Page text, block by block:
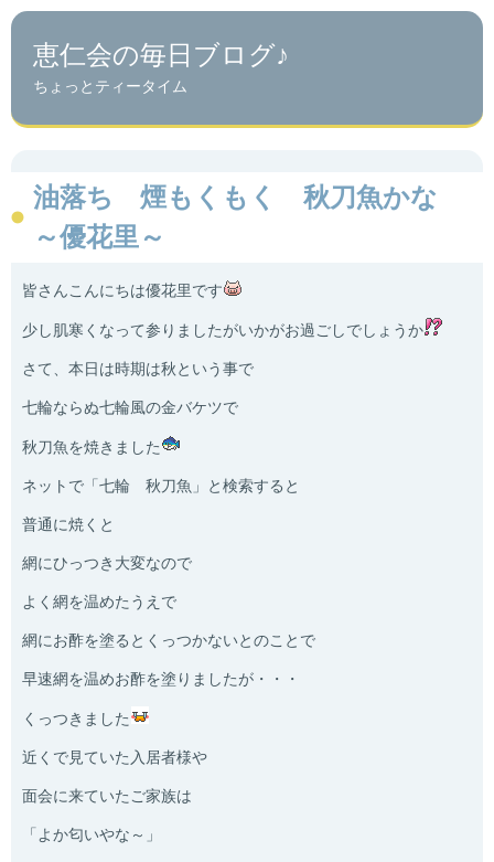
恵仁会の毎日ブログ♪
ちょっとティータイム
油落ち 煙もくもく 秋刀魚かな
～優花里～
皆さんこんにちは優花里です
少し肌寒くなって参りましたがいかがお過ごしでしょうか
さて、本日は時期は秋という事で
七輪ならぬ七輪風の金バケツで
秋刀魚を焼きました
ネットで「七輪 秋刀魚」と検索すると
普通に焼くと
網にひっつき大変なので
よく網を温めたうえで
網にお酢を塗るとくっつかないとのことで
早速網を温めお酢を塗りましたが・・・
くっつきました
近くで見ていた入居者様や
面会に来ていたご家族は
「よか匂いやな～」